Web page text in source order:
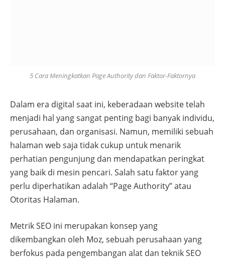
5 Cara Meningkatkan Page Authority dan Faktor-Faktornya
Dalam era digital saat ini, keberadaan website telah
menjadi hal yang sangat penting bagi banyak individu,
perusahaan, dan organisasi. Namun, memiliki sebuah
halaman web saja tidak cukup untuk menarik
perhatian pengunjung dan mendapatkan peringkat
yang baik di mesin pencari. Salah satu faktor yang
perlu diperhatikan adalah “Page Authority” atau
Otoritas Halaman.
Metrik SEO ini merupakan konsep yang
dikembangkan oleh Moz, sebuah perusahaan yang
berfokus pada pengembangan alat dan teknik SEO